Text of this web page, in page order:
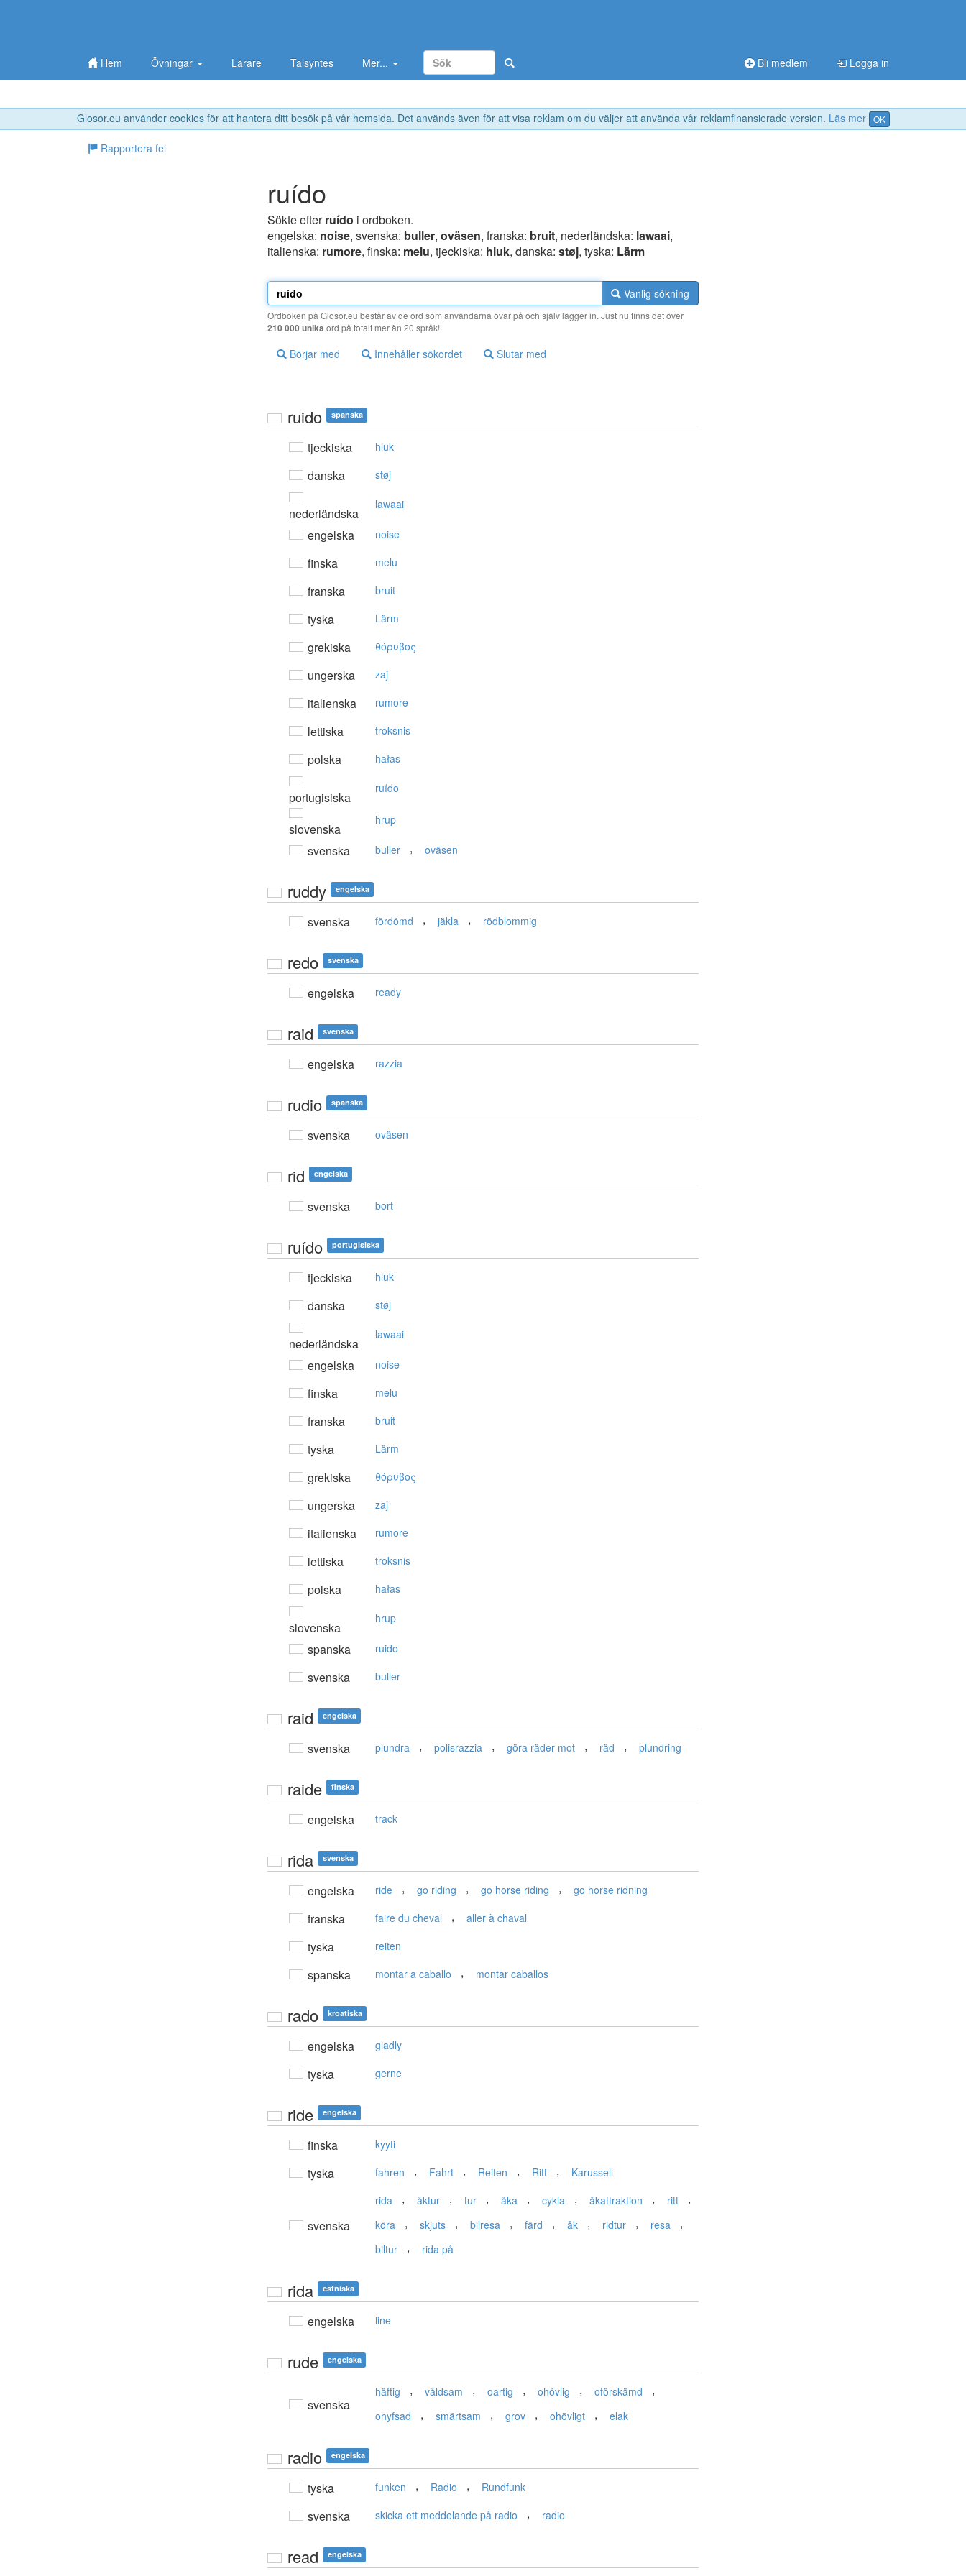
Glosor.eu använder cookies för att hantera ditt besök på vår hemsida. Det används även för att visa reklam om du väljer att använda vår reklamfinansierade version. Läs mer OK
Hem Övningar Lärare Talsyntes Mer... Bli medlem Logga in
Rapportera fel
ruído
Sökte efterruído i ordboken.
engelska: noise, svenska: buller, oväsen, franska: bruit, nederländska: lawaai,
italienska: rumore, finska: melu, tjeckiska: hluk, danska: støj, tyska: Lärm
Vanlig sökning
Ordboken på Glosor.eu består av de ord som användarna övar på och själv lägger in. Just nu finns det över
210 000 unika ord på totalt mer än 20 språk!
Börjar med Innehåller sökordet Slutar med
ruido spanska
tjeckiska hluk
danska støj
nederländska
lawaai
engelska noise
finska melu
franska bruit
tyska Lärm
grekiska θόρυβoς
ungerska zaj
italienska rumore
lettiska troksnis
polska hałas
portugisiska
ruído
slovenska
hrup
svenska buller , oväsen
ruddy engelska
svenska fördömd , jäkla , rödblommig
redo svenska
engelska ready
raid svenska
engelska razzia
rudio spanska
svenska oväsen
rid engelska
svenska bort
ruído portugisiska
tjeckiska hluk
danska støj
nederländska
lawaai
engelska noise
finska melu
franska bruit
tyska Lärm
grekiska θόρυβoς
ungerska zaj
italienska rumore
lettiska troksnis
polska hałas
slovenska
hrup
spanska ruido
svenska buller
raid engelska
svenska plundra , polisrazzia , göra räder mot , räd , plundring
raide finska
engelska track
rida svenska
engelska ride , go riding , go horse riding , go horse ridning
franska faire du cheval , aller à chaval
tyska reiten
spanska montar a caballo , montar caballos
rado kroatiska
engelska gladly
tyska gerne
ride engelska
finska kyyti
tyska fahren , Fahrt , Reiten , Ritt , Karussell
svenska
rida , åktur , tur , åka , cykla , åkattraktion , ritt ,
köra , skjuts , bilresa , färd , åk , ridtur , resa ,
biltur , rida på
rida estniska
engelska line
rude engelska
svenska
häftig , våldsam , oartig , ohövlig , oförskämd ,
ohyfsad , smärtsam , grov , ohövligt , elak
radio engelska
tyska funken , Radio , Rundfunk
svenska skicka ett meddelande på radio , radio
read engelska